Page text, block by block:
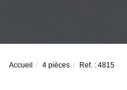
Accueil 4 pièces Ref. : 4815